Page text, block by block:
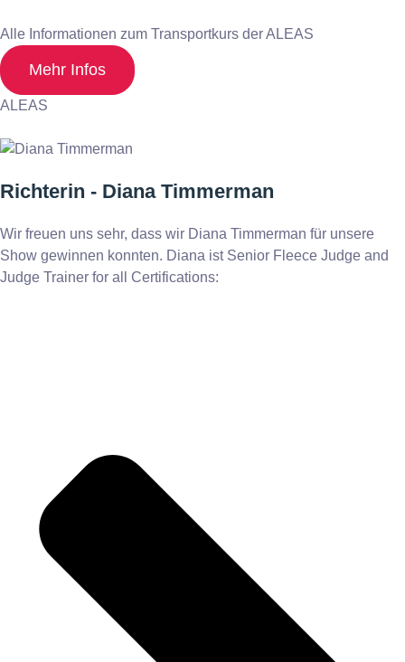
Alle Informationen zum Transportkurs der ALEAS
Mehr Infos
ALEAS
Richterin - Diana Timmerman
Wir freuen uns sehr, dass wir Diana Timmerman für unsere
Show gewinnen konnten. Diana ist Senior Fleece Judge and
Judge Trainer for all Certifications: